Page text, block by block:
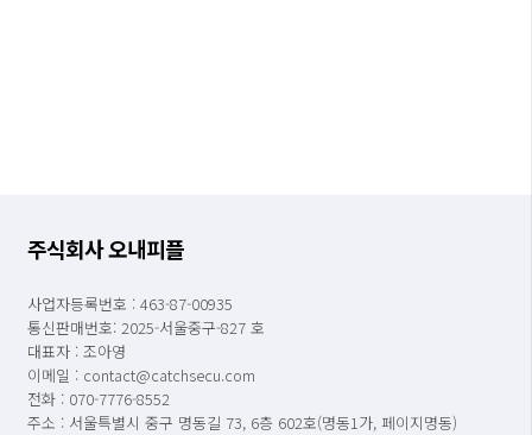
주식회사 오내피플
사업자등록번호 : 463-87-00935
통신판매번호: 2025-서울중구-827 호
대표자 : 조아영
이메일 : contact@catchsecu.com
전화 : 070-7776-8552
주소 : 서울특별시 중구 명동길 73, 6층 602호(명동1가, 페이지명동)